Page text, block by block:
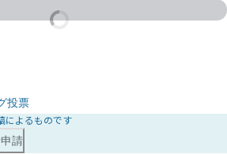
投票
によるものです
請